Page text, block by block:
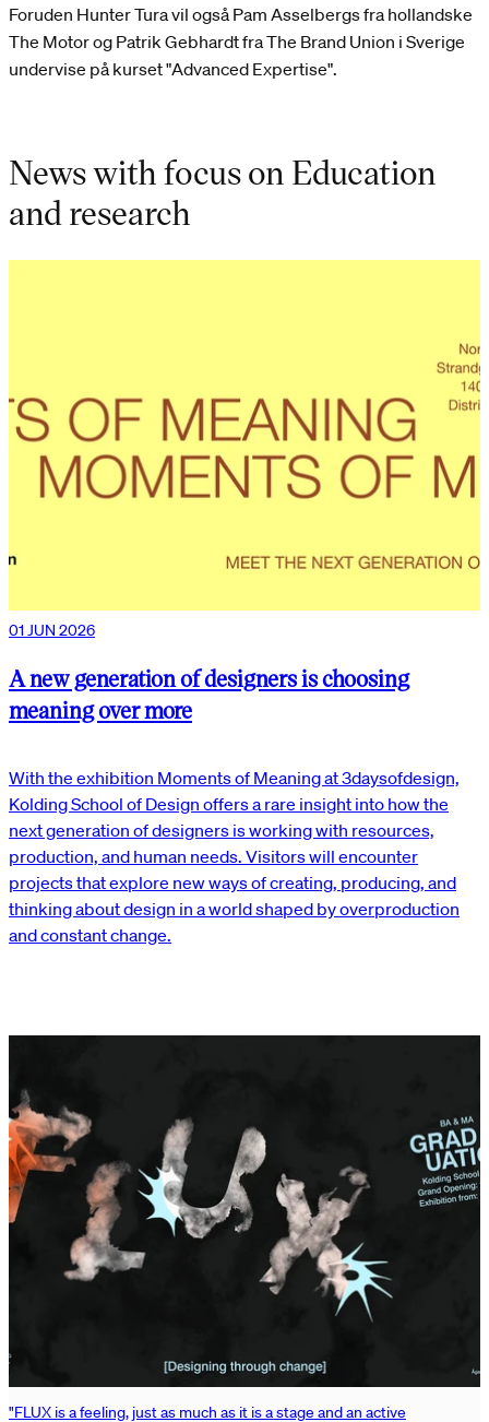
Foruden Hunter Tura vil også Pam Asselbergs fra hollandske
The Motor og Patrik Gebhardt fra The Brand Union i Sverige
undervise på kurset "Advanced Expertise".
News with focus on Education
and research
01 JUN 2026
A new generation of designers is choosing
meaning over more
With the exhibition Moments of Meaning at 3daysofdesign,
Kolding School of Design offers a rare insight into how the
next generation of designers is working with resources,
production, and human needs. Visitors will encounter
projects that explore new ways of creating, producing, and
thinking about design in a world shaped by overproduction
and constant change.
"FLUX is a feeling, just as much as it is a stage and an active